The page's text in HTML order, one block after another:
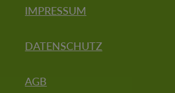
IMPRESSUM
DATENSCHUTZ
AGB